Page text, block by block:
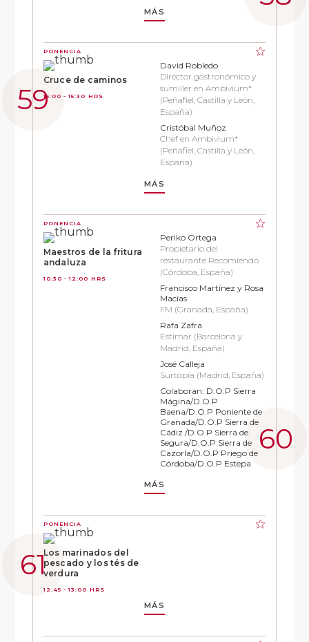
MÁS
PONENCIA
Cruce de caminos
15:00 - 15:30 HRS
David Robledo
Director gastronómico y
sumiller en Ambivium*
(Peñafiel, Castilla y León,
España)
Cristóbal Muñoz
Chef en Ambivium*
(Peñafiel, Castilla y León,
España)
MÁS
PONENCIA
Maestros de la fritura
andaluza
10:30 - 12:00 HRS
Periko Ortega
Propietario del
restaurante Recomiendo
(Córdoba, España)
Francisco Martínez y Rosa
Macías
FM (Granada, España)
Rafa Zafra
Estimar (Barcelona y
Madrid, España)
José Calleja
Surtopía (Madrid, España)
Colaboran: D.O.P Sierra
Mágina/D.O.P
Baena/D.O.P Poniente de
Granada/D.O.P Sierra de
Cádiz /D.O.P Sierra de
Segura/D.O.P Sierra de
Cazorla/D.O.P Priego de
Córdoba/D.O.P Estepa
MÁS
PONENCIA
Los marinados del
pescado y los tés de
verdura
12:45 - 13:00 HRS
MÁS